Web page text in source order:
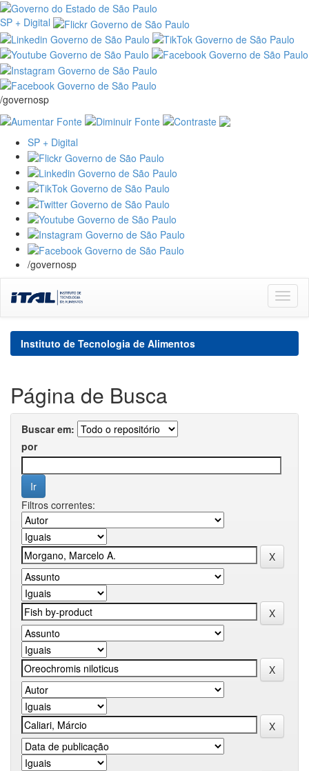
SP + Digital
/governosp
SP + Digital
/governosp
navigation
Instituto de Tecnologia de Alimentos
Página de Busca
Buscar em:
por
Filtros correntes: